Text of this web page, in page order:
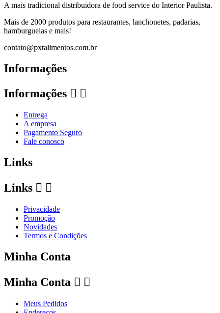
A mais tradicional distribuidora de food service do Interior Paulista.
Mais de 2000 produtos para restaurantes, lanchonetes, padarias,
hamburgueias e mais!
contato@pxtalimentos.com.br
Informações
Informações  
Entrega
A empresa
Pagamento Seguro
Fale conosco
Links
Links  
Privacidade
Promoção
Novidades
Termos e Condições
Minha Conta
Minha Conta  
Meus Pedidos